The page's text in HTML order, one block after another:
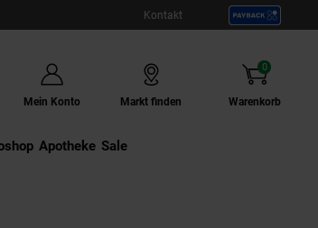
Kontakt
Mein Konto Markt finden Warenkorb
0
Artikel
Link:
Externer Link:
Apotheke Sale